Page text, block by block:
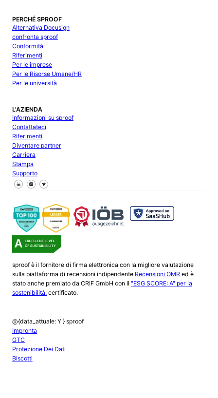
PERCHÉ SPROOF
Alternativa Docusign
confronta sproof
Conformità
Riferimenti
Per le imprese
Per le Risorse Umane/HR
Per le università
L'AZIENDA
Informazioni su sproof
Contattateci
Riferimenti
Diventare partner
Carriera
Stampa
Supporto
Seguici su Facebook
Seguici su X
Seguici su LinkedIn
sproof è il fornitore di firma elettronica con la migliore valutazione
sulla piattaforma di recensioni indipendente Recensioni OMRed è
stato anche premiato da CRIF GmbH con il "ESG SCORE: A" per la
sostenibilità.certificato.
@{data_attuale: Y } sproof
Impronta
GTC
Protezione Dei Dati
Biscotti